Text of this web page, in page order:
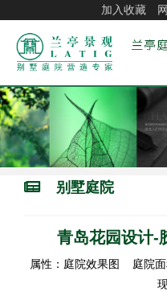
加入收藏
别墅庭院
青岛花园设计-
属性：庭院效果图 庭院